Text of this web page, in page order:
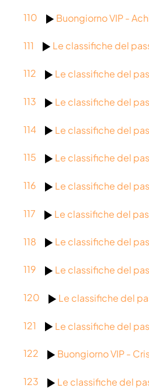
110
111
112
113
114
115
116
117
118
119
120
121
122
123